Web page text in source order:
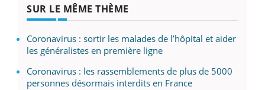
SUR LE MÊME THÈME
Coronavirus : sortir les malades de l’hôpital et aider
les généralistes en première ligne
Coronavirus : les rassemblements de plus de 5000
personnes désormais interdits en France